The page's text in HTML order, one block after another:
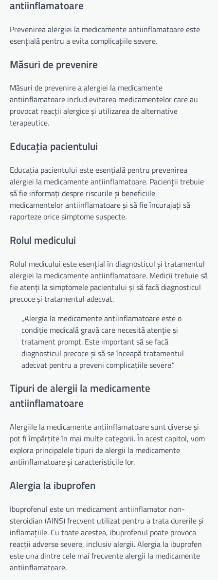
antiinflamatoare
Prevenirea alergiei la medicamente antiinflamatoare este
esențială pentru a evita complicațiile severe.
Măsuri de prevenire
Măsuri de prevenire a alergiei la medicamente
antiinflamatoare includ evitarea medicamentelor care au
provocat reacții alergice și utilizarea de alternative
terapeutice.
Educația pacientului
Educația pacientului este esențială pentru prevenirea
alergiei la medicamente antiinflamatoare. Pacienții trebuie
să fie informați despre riscurile și beneficiile
medicamentelor antiinflamatoare și să fie încurajați să
raporteze orice simptome suspecte.
Rolul medicului
Rolul medicului este esențial în diagnosticul și tratamentul
alergiei la medicamente antiinflamatoare. Medicii trebuie să
fie atenți la simptomele pacientului și să facă diagnosticul
precoce și tratamentul adecvat.
„Alergia la medicamente antiinflamatoare este o
condiție medicală gravă care necesită atenție și
tratament prompt. Este important să se facă
diagnosticul precoce și să se înceapă tratamentul
adecvat pentru a preveni complicațiile severe.”
Tipuri de alergii la medicamente
antiinflamatoare
Alergiile la medicamente antiinflamatoare sunt diverse și
pot fi împărțite în mai multe categorii. În acest capitol, vom
explora principalele tipuri de alergii la medicamente
antiinflamatoare și caracteristicile lor.
Alergia la ibuprofen
Ibuprofenul este un medicament antiinflamator non-
steroidian (AINS) frecvent utilizat pentru a trata durerile și
inflamațiile. Cu toate acestea, ibuprofenul poate provoca
reacții adverse severe, inclusiv alergii. Alergia la ibuprofen
este una dintre cele mai frecvente alergii la medicamente
antiinflamatoare.